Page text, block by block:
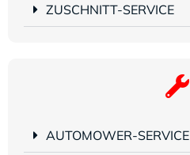
ZUSCHNITT-SERVICE
AUTOMOWER-SERVICE